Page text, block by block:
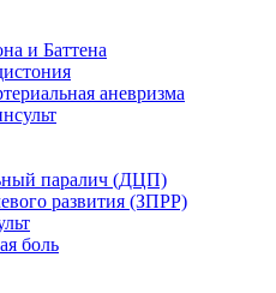
и Баттена
аневризма
паралич (ДЦП)
развития (ЗПРР)
боль